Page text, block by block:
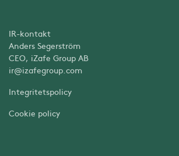
IR-kontakt
Anders Segerström
CEO, iZafe Group AB
ir@izafegroup.com
Integritetspolicy
Cookie policy